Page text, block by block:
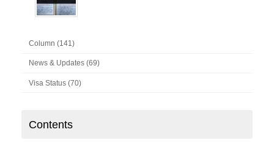
Column (141)
News & Updates (69)
Visa Status (70)
Contents